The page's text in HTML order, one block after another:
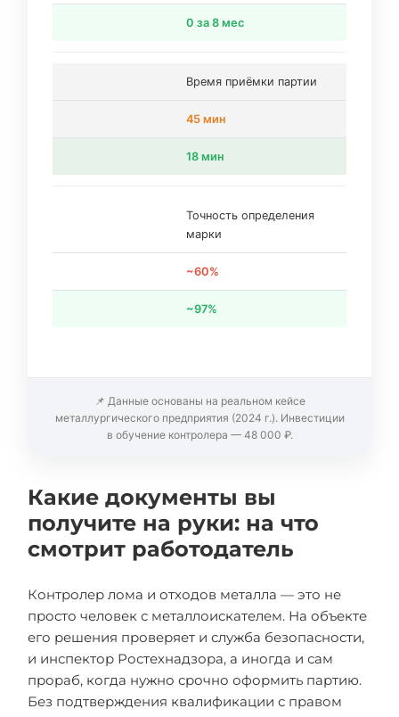
0 за 8 мес
Время приёмки партии
45 мин
18 мин
Точность определения
марки
~60%
~97%
📌 Данные основаны на реальном кейсе
металлургического предприятия (2024 г.). Инвестиции
в обучение контролера — 48 000 ₽.
Какие документы вы
получите на руки: на что
смотрит работодатель
Контролер лома и отходов металла — это не
просто человек с металлоискателем. На объекте
его решения проверяет и служба безопасности,
и инспектор Ростехнадзора, а иногда и сам
прораб, когда нужно срочно оформить партию.
Без подтверждения квалификации с правом